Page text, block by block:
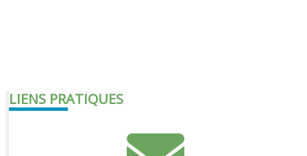
LIENS PRATIQUES